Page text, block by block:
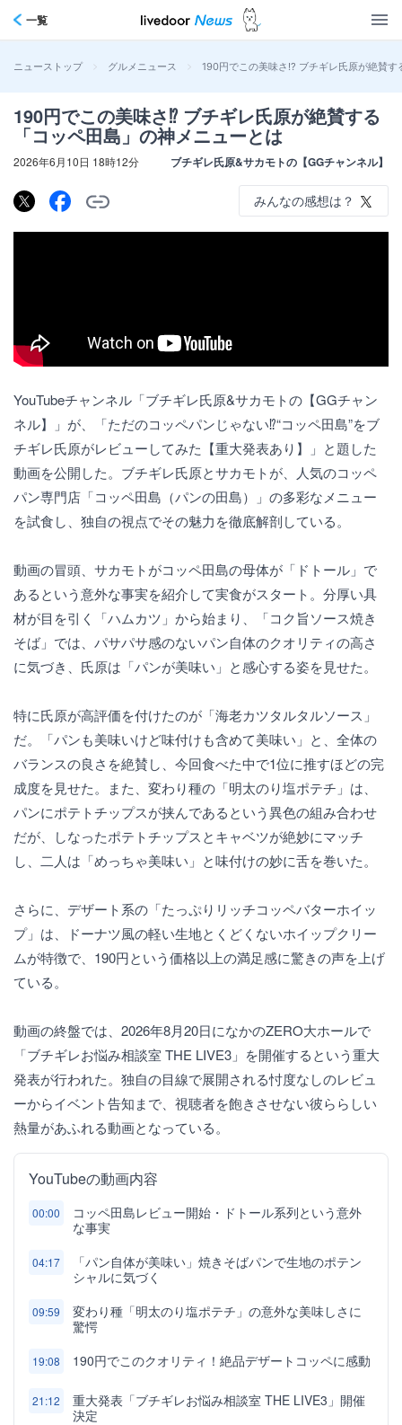
一覧
ニューストップ > グルメニュース > 190円でこの美味さ⁉︎ ブチギレ氏原が絶賛す
190円でこの美味さ⁉︎ ブチギレ氏原が絶賛する
「コッペ田島」の神メニューとは
2026年6月10日 18時12分 ブチギレ氏原&サカモトの【GGチャンネル】
みんなの感想は？
YouTubeチャンネル「ブチギレ氏原&サカモトの【GGチャン
ネル】」が、「ただのコッペパンじゃない⁉︎“コッペ田島”をブ
チギレ氏原がレビューしてみた【重大発表あり】」と題した
動画を公開した。ブチギレ氏原とサカモトが、人気のコッペ
パン専門店「コッペ田島（パンの田島）」の多彩なメニュー
を試食し、独自の視点でその魅力を徹底解剖している。
動画の冒頭、サカモトがコッペ田島の母体が「ドトール」で
あるという意外な事実を紹介して実食がスタート。分厚い具
材が目を引く「ハムカツ」から始まり、「コク旨ソース焼き
そば」では、パサパサ感のないパン自体のクオリティの高さ
に気づき、氏原は「パンが美味い」と感心する姿を見せた。
特に氏原が高評価を付けたのが「海老カツタルタルソース」
だ。「パンも美味いけど味付けも含めて美味い」と、全体の
バランスの良さを絶賛し、今回食べた中で1位に推すほどの完
成度を見せた。また、変わり種の「明太のり塩ポテチ」は、
パンにポテトチップスが挟んであるという異色の組み合わせ
だが、しなったポテトチップスとキャベツが絶妙にマッチ
し、二人は「めっちゃ美味い」と味付けの妙に舌を巻いた。
さらに、デザート系の「たっぷりリッチコッペバターホイッ
プ」は、ドーナツ風の軽い生地とくどくないホイップクリー
ムが特徴で、190円という価格以上の満足感に驚きの声を上げ
ている。
動画の終盤では、2026年8月20日になかのZERO大ホールで
「ブチギレお悩み相談室 THE LIVE3」を開催するという重大
発表が行われた。独自の目線で展開される忖度なしのレビュ
ーからイベント告知まで、視聴者を飽きさせない彼ららしい
熱量があふれる動画となっている。
YouTubeの動画内容
00:00
コッペ田島レビュー開始・ドトール系列という意外
な事実
04:17
「パン自体が美味い」焼きそばパンで生地のポテン
シャルに気づく
09:59
変わり種「明太のり塩ポテチ」の意外な美味しさに
驚愕
19:08 190円でこのクオリティ！絶品デザートコッペに感動
21:12
重大発表「ブチギレお悩み相談室 THE LIVE3」開催
決定